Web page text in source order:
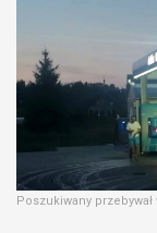
Poszukiwany